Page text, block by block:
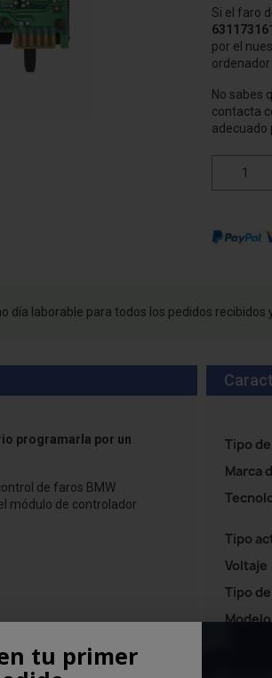
Si el faro
por el
ordenador
No sabes
contacta
adecuado
laborable para todos los pedidos recibidos
programarla por un
de faros BMW
módulo de controlador
Tipo
Marca
Tipo
Voltaje
Tipo
tu primer